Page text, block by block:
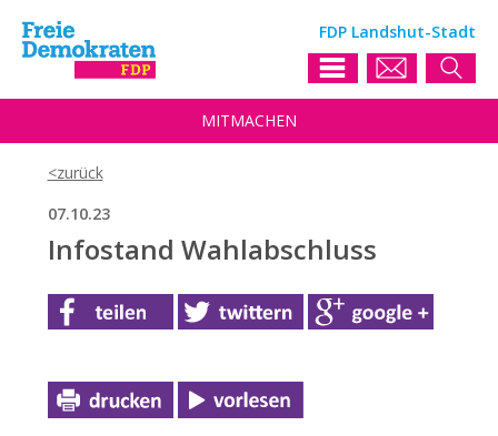
FDP Landshut-Stadt
MITMACHEN
07.10.23
Infostand Wahlabschluss